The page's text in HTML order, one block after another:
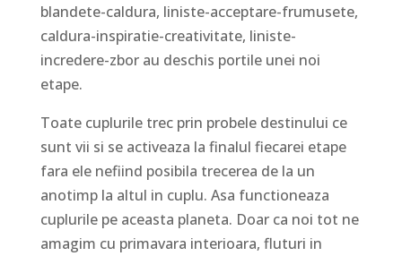
blandete-caldura, liniste-acceptare-frumusete,
caldura-inspiratie-creativitate, liniste-
incredere-zbor au deschis portile unei noi
etape.
Toate cuplurile trec prin probele destinului ce
sunt vii si se activeaza la finalul fiecarei etape
fara ele nefiind posibila trecerea de la un
anotimp la altul in cuplu. Asa functioneaza
cuplurile pe aceasta planeta. Doar ca noi tot ne
amagim cu primavara interioara, fluturi in